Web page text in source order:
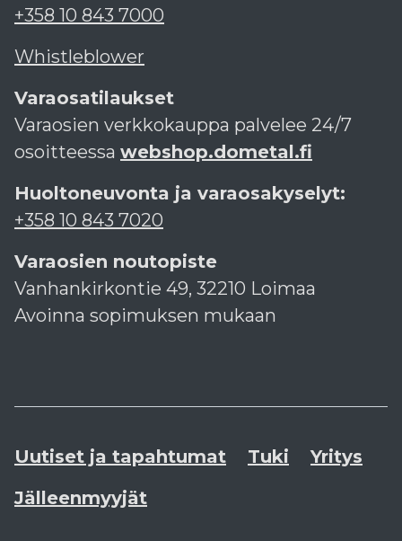
+358 10 843 7000
Whistleblower
Varaosatilaukset
Varaosien verkkokauppa palvelee 24/7
osoitteessa webshop.dometal.fi
Huoltoneuvonta ja varaosakyselyt:
+358 10 843 7020
Varaosien noutopiste
Vanhankirkontie 49, 32210 Loimaa
Avoinna sopimuksen mukaan
Uutiset ja tapahtumat Tuki
Yritys
Jälleenmyyjät